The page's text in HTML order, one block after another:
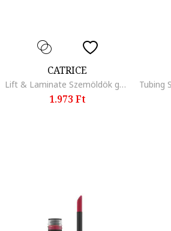
CATRICE
Lift & Laminate Szemöldök gél, 010, 5 g
1.973 Ft